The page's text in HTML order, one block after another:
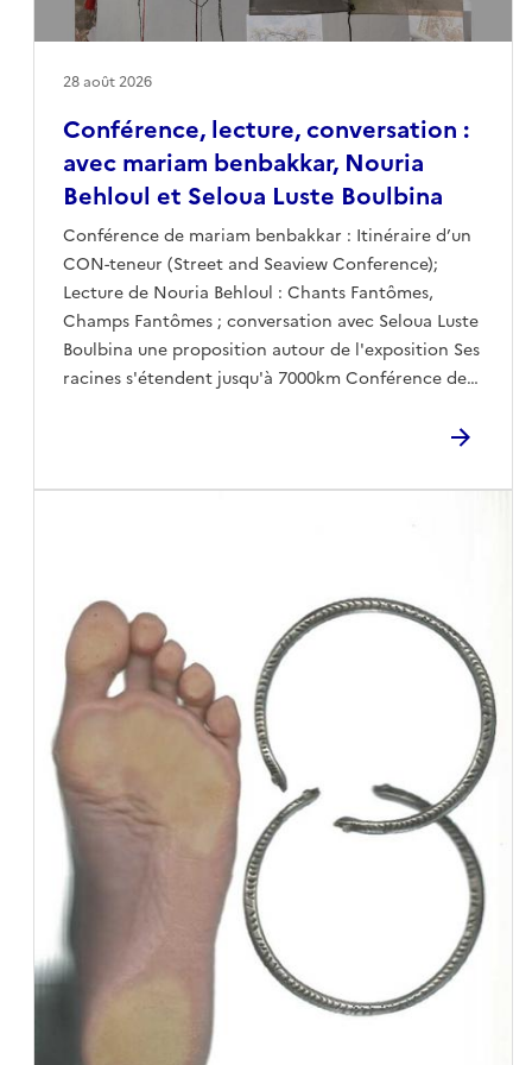
Conférence, lecture, conversation :
avec mariam benbakkar, Nouria
Behloul et Seloua Luste Boulbina
Conférence de mariam benbakkar : Itinéraire d’un
CON-teneur (Street and Seaview Conference);
Lecture de Nouria Behloul : Chants Fantômes,
Champs Fantômes ; conversation avec Seloua Luste
Boulbina une proposition autour de l'exposition Ses
racines s'étendent jusqu'à 7000km Conférence de
(Street and Seaview Conference) « Où l’on suivra
sur le globe terre jusqu’à nous. » Franco-marocaine
Marseille il y a 11 ans, elle s’est passionnée pour
Marseille et s’est plongée dans les archives afin d’en
proposer des visites décoloniales depuis 2 ans. Elle
est la co-fondatrice du collectif Filles de Blédards,
avec lequel elle organise depuis 2018 des
événements avec des artistes émergent·e·s autour
des imaginaires post-coloniaux. Elle co-écrit depuis
trois ans avec la chaîne Histoires Crépues les
émissions « On Discute ! » : des débats mouvants,
avec des anonymes, autour des questions politiques
de racisme et discriminations en France. Elle aime
travailler en intelligence avec d’autres artistes,
penseur·euse·s, poètes et militant·e·s autour des
questions de l’héritage colonial en France. L’idée
étant que sa promotion et sa connaissance
grandissent afin qu’il devienne un sujet
28 août 2026